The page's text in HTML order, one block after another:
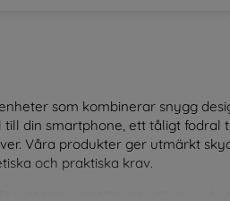
som kombinerar snygg
din smartphone, ett tåligt fodral
Våra produkter ger utmärkt
och praktiska krav.